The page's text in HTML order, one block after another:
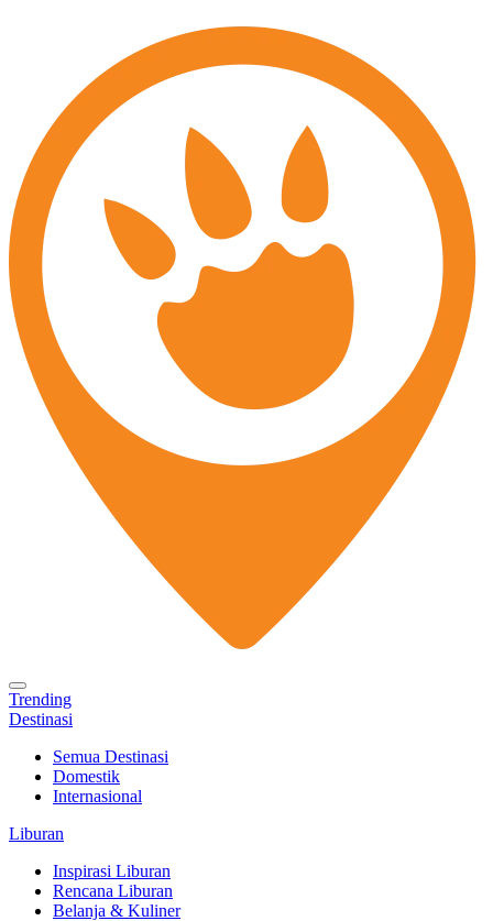
Trending
Destinasi
Semua Destinasi
Domestik
Internasional
Liburan
Inspirasi Liburan
Rencana Liburan
Belanja & Kuliner